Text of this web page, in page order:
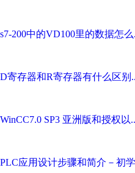
s7-200中的VD100里的数据怎么
D寄存器和R寄存器有什么区别
WinCC7.0 SP3 亚洲版和授权以
PLC应用设计步骤和简介－初